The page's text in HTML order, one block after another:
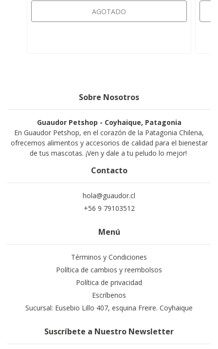
AGOTADO
Sobre Nosotros
Guaudor Petshop - Coyhaique, Patagonia
En Guaudor Petshop, en el corazón de la Patagonia Chilena,
ofrecemos alimentos y accesorios de calidad para el bienestar
de tus mascotas. ¡Ven y dale a tu peludo lo mejor!
Contacto
hola@guaudor.cl
+56 9 79103512
Menú
Términos y Condiciones
Política de cambios y reembolsos
Política de privacidad
Escríbenos
Sucursal: Eusebio Lillo 407, esquina Freire. Coyhaique
Suscríbete a Nuestro Newsletter